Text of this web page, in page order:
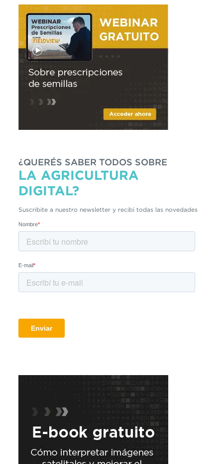
¿QUERÉS SABER TODOS SOBRE
LA AGRICULTURA
DIGITAL?
Suscribite a nuestro newsletter y recibí todas las novedades